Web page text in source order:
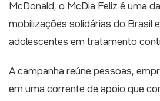
McDonald, o McDia Feliz é uma
mobilizações solidárias do Brasil
adolescentes em tratamento
A campanha reúne pessoas,
em uma corrente de apoio que